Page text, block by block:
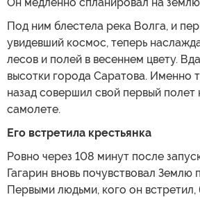
Под ним блестела река Волга, и
увидевший космос, теперь
лесов и полей в весеннем цвету.
высотки города Саратова. Именно
назад совершил свой первый полет
самолете.
Его встретила крестьянка
Ровно через 108 минут после
Гагарин вновь почувствовал Землю
Первыми людьми, кого он встретил,